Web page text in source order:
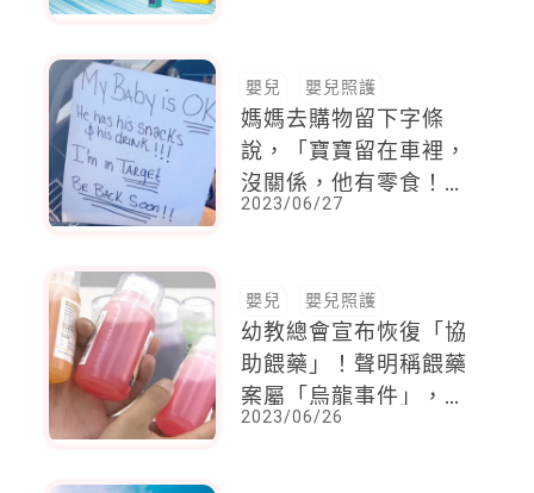
嬰兒 嬰兒照護
媽媽去購物留下字條
說，「寶寶留在車裡，
沒關係，他有零食！」
數千人瞬間憤怒，但卻
2023/06/27
嬰兒 嬰兒照護
幼教總會宣布恢復「協
助餵藥」！聲明稱餵藥
案屬「烏龍事件」，盼
酸民給全國幼教老師一
2023/06/26